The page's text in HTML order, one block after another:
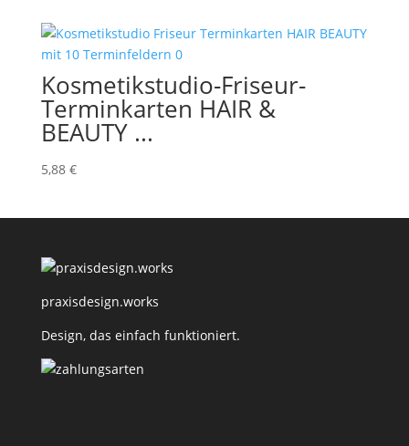
Kosmetikstudio-Friseur-
Terminkarten HAIR &
BEAUTY ...
5,88 €
praxisdesign.works
Design, das einfach funktioniert.